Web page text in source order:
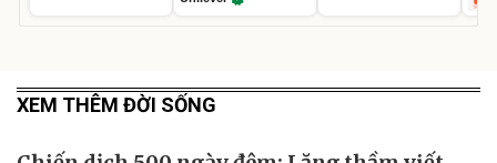
XEM THÊM ĐỜI SỐNG